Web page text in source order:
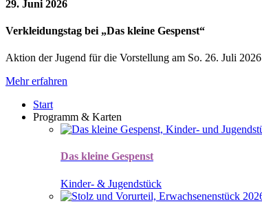
29. Juni 2026
Verkleidungstag bei „Das kleine Gespenst“
Aktion der Jugend für die Vorstellung am So. 26. Juli 2026
Mehr erfahren
Start
Programm & Karten
Das kleine Gespenst
Kinder- & Jugendstück